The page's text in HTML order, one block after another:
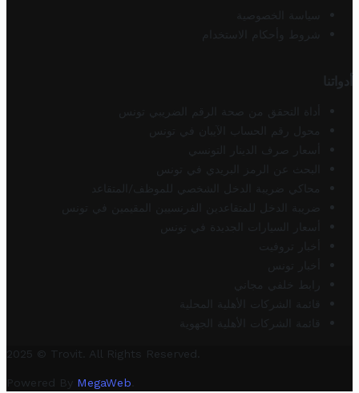
سياسة الخصوصية
شروط وأحكام الاستخدام
أدواتنا
أداة التحقق من صحة الرقم الضريبي تونس
محول رقم الحساب الآيبان في تونس
أسعار صرف الدينار التونسي
البحث عن الرمز البريدي في تونس
محاكي ضريبة الدخل الشخصي للموظف/المتقاعد
ضريبة الدخل للمتقاعدين الفرنسيين المقيمين في تونس
أسعار السيارات الجديدة في تونس
أخبار تروفيت
أخبار تونس
رابط خلفي مجاني
قائمة الشركات الأهلية المحلية
قائمة الشركات الأهلية الجهوية
2025 © Trovit. All Rights Reserved.
Powered By MegaWeb